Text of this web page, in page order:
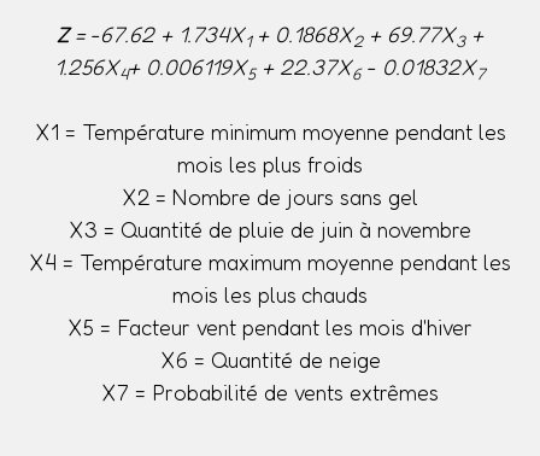
Z= -67.62 + 1.734X1+ 0.1868X2+ 69.77X3+
1.256X4+ 0.006119X5+ 22.37X6- 0.01832X7
X1 = Température minimum moyenne pendant les
mois les plus froids
X2 = Nombre de jours sans gel
X3 = Quantité de pluie de juin à novembre
X4 = Température maximum moyenne pendant les
mois les plus chauds
X5 = Facteur vent pendant les mois d'hiver
X6 = Quantité de neige
X7 = Probabilité de vents extrêmes